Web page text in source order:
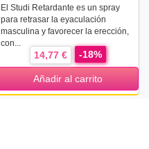
El Studi Retardante es un spray
para retrasar la eyaculación
masculina y favorecer la erección,
con...
14,77 € -18%
Añadir al carrito